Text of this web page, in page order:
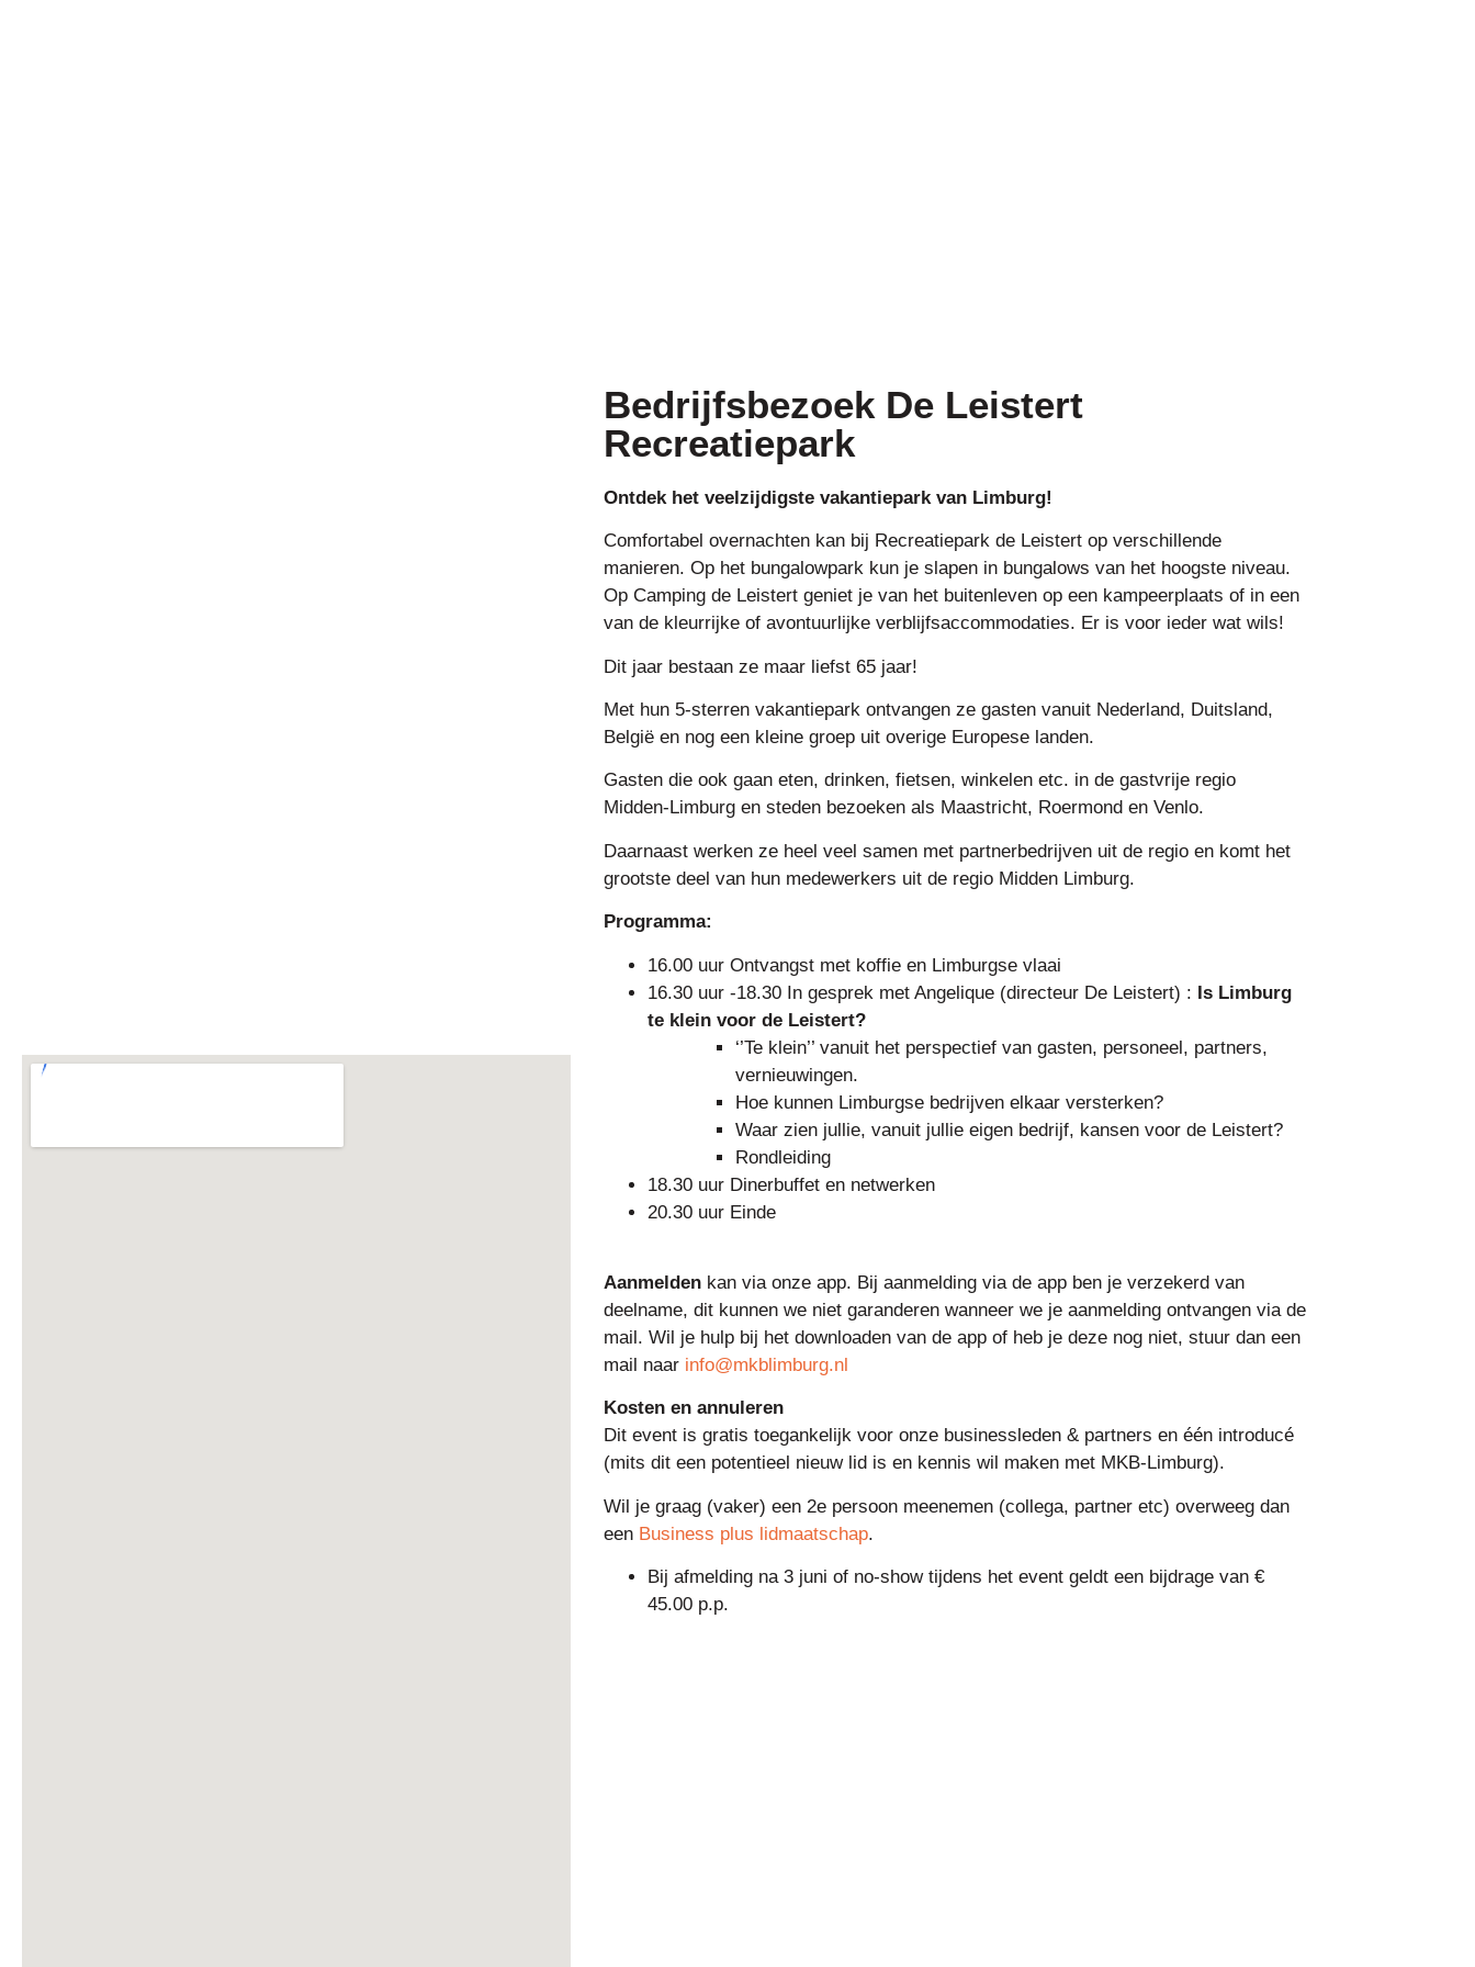
Bedrijfsbezoek De Leistert
Recreatiepark
Ontdek het veelzijdigste vakantiepark van Limburg!
Comfortabel overnachten kan bij Recreatiepark de Leistert op verschillende
manieren. Op het bungalowpark kun je slapen in bungalows van het hoogste niveau.
Op Camping de Leistert geniet je van het buitenleven op een kampeerplaats of in een
van de kleurrijke of avontuurlijke verblijfsaccommodaties. Er is voor ieder wat wils!
Dit jaar bestaan ze maar liefst 65 jaar!
Met hun 5-sterren vakantiepark ontvangen ze gasten vanuit Nederland, Duitsland,
België en nog een kleine groep uit overige Europese landen.
Gasten die ook gaan eten, drinken, fietsen, winkelen etc. in de gastvrije regio
Midden-Limburg en steden bezoeken als Maastricht, Roermond en Venlo.
Daarnaast werken ze heel veel samen met partnerbedrijven uit de regio en komt het
grootste deel van hun medewerkers uit de regio Midden Limburg.
Programma:
16.00 uur Ontvangst met koffie en Limburgse vlaai
16.30 uur -18.30 In gesprek met Angelique (directeur De Leistert) : Is Limburg
te klein voor de Leistert?
‘’Te klein’’ vanuit het perspectief van gasten, personeel, partners,
vernieuwingen.
Hoe kunnen Limburgse bedrijven elkaar versterken?
Waar zien jullie, vanuit jullie eigen bedrijf, kansen voor de Leistert?
Rondleiding
18.30 uur Dinerbuffet en netwerken
20.30 uur Einde
Aanmelden kan via onze app. Bij aanmelding via de app ben je verzekerd van
deelname, dit kunnen we niet garanderen wanneer we je aanmelding ontvangen via de
mail. Wil je hulp bij het downloaden van de app of heb je deze nog niet, stuur dan een
mail naar info@mkblimburg.nl
Kosten en annuleren
Dit event is gratis toegankelijk voor onze businessleden & partners en één introducé
(mits dit een potentieel nieuw lid is en kennis wil maken met MKB-Limburg).
Wil je graag (vaker) een 2e persoon meenemen (collega, partner etc) overweeg dan
een Business plus lidmaatschap.
Bij afmelding na 3 juni of no-show tijdens het event geldt een bijdrage van €
45.00 p.p.